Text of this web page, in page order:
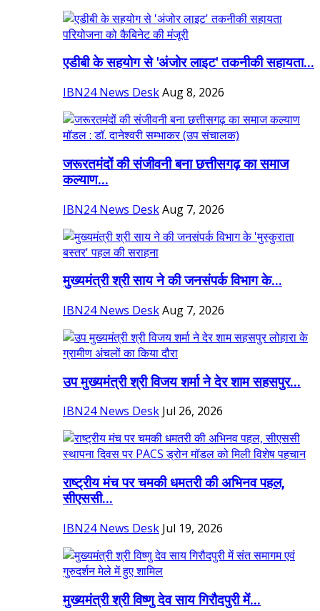
एडीबी के सहयोग से 'अंजोर लाइट' तकनीकी सहायता...
IBN24 News DeskAug 8, 2026
जरूरतमंदों की संजीवनी बना छत्तीसगढ़ का समाज
कल्याण...
IBN24 News DeskAug 7, 2026
मुख्यमंत्री श्री साय ने की जनसंपर्क विभाग के...
IBN24 News DeskAug 7, 2026
उप मुख्यमंत्री श्री विजय शर्मा ने देर शाम सहसपुर...
IBN24 News Desk Jul 26, 2026
राष्ट्रीय मंच पर चमकी धमतरी की अभिनव पहल,
सीएससी...
IBN24 News Desk Jul 19, 2026
मुख्यमंत्री श्री विष्णु देव साय गिरौदपुरी में...